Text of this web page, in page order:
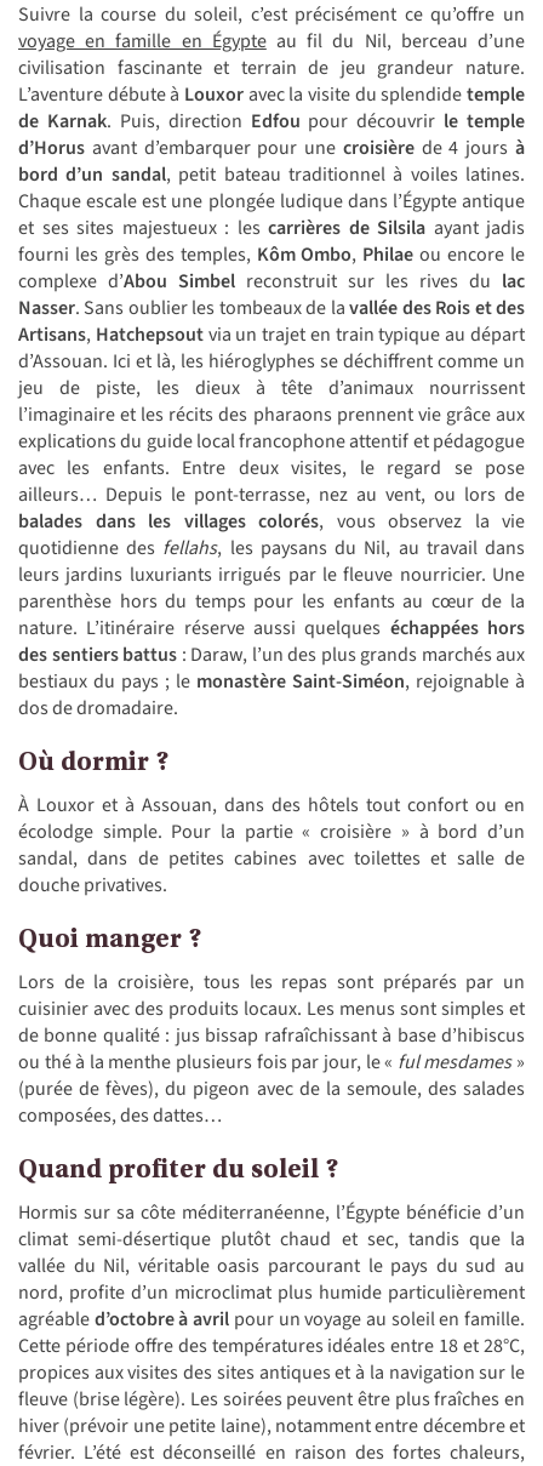
Suivre la course du soleil, c’est précisément ce qu’offre un
voyage en famille en Égypteau fil du Nil, berceau d’une
civilisation fascinante et terrain de jeu grandeur nature.
L’aventure débute à Louxor avec la visite du splendidetemple
de Karnak. Puis, direction Edfou pour découvrir le temple
d’Horus avant d’embarquer pour une croisière de 4 jours à
bord d’un sandal, petit bateau traditionnel à voiles latines.
Chaque escale est une plongée ludique dans l’Égypte antique
et ses sites majestueux : les carrières de Silsila ayant jadis
fourni les grès des temples, Kôm Ombo, Philae ou encore le
complexe d’Abou Simbel reconstruit sur les rives du lac
Nasser. Sans oublier les tombeaux de lavallée des Rois et des
Artisans, Hatchepsoutvia un trajet en train typique au départ
d’Assouan. Ici et là, les hiéroglyphes se déchiffrent comme un
jeu de piste, les dieux à tête d’animaux nourrissent
l’imaginaire et les récits des pharaons prennent vie grâce aux
explications du guide local francophone attentif et pédagogue
avec les enfants. Entre deux visites, le regard se pose
ailleurs… Depuis le pont-terrasse, nez au vent, ou lors de
balades dans les villages colorés, vous observez la vie
quotidienne des fellahs, les paysans du Nil, au travail dans
leurs jardins luxuriants irrigués par le fleuve nourricier. Une
parenthèse hors du temps pour les enfants au cœur de la
nature. L’itinéraire réserve aussi quelques échappées hors
des sentiers battus : Daraw, l’un des plus grands marchés aux
bestiaux du pays ; le monastère Saint-Siméon, rejoignable à
dos de dromadaire.
Où dormir ?
À Louxor et à Assouan, dans des hôtels tout confort ou en
écolodge simple. Pour la partie « croisière » à bord d’un
sandal, dans de petites cabines avec toilettes et salle de
douche privatives.
Quoi manger ?
Lors de la croisière, tous les repas sont préparés par un
cuisinier avec des produits locaux. Les menus sont simples et
de bonne qualité : jus bissap rafraîchissant à base d’hibiscus
ou thé à la menthe plusieurs fois par jour, le « ful mesdames»
(purée de fèves), du pigeon avec de la semoule, des salades
composées, des dattes…
Quand profiter du soleil ?
Hormis sur sa côte méditerranéenne, l’Égypte bénéficie d’un
climat semi-désertique plutôt chaud et sec, tandis que la
vallée du Nil, véritable oasis parcourant le pays du sud au
nord, profite d’un microclimat plus humide particulièrement
agréabled’octobre à avril pour un voyage au soleil en famille.
Cette période offre des températures idéales entre 18 et 28°C,
propices aux visites des sites antiques et à la navigation sur le
fleuve (brise légère). Les soirées peuvent être plus fraîches en
hiver (prévoir une petite laine), notamment entre décembre et
février. L’été est déconseillé en raison des fortes chaleurs,